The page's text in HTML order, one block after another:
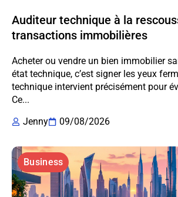
Auditeur technique à la
transactions immobilières
Acheter ou vendre un bien immobilier
état technique, c’est signer les yeux
technique intervient précisément pour
Ce...
Jenny
09/08/2026
Business